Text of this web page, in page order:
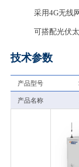
采用4G无线
可搭配光伏
技术参数
产品型号
产品名称